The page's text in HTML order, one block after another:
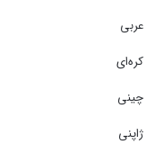
عربی
کره‌ای
چینی
ژاپنی